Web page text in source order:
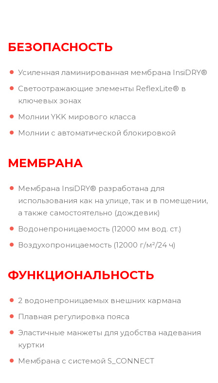
БЕЗОПАСНОСТЬ
Усиленная ламинированная мембрана InsiDRY®
Светоотражающие элементы ReflexLite® в
ключевых зонах
Молнии YKK мирового класса
Молнии с автоматической блокировкой
МЕМБРАНА
Мембрана InsiDRY® разработана для
использования как на улице, так и в помещении,
а также самостоятельно (дождевик)
Водонепроницаемость (12000 мм вод. ст.)
Воздухопроницаемость (12000 г/м²/24 ч)
ФУНКЦИОНАЛЬНОСТЬ
2 водонепроницаемых внешних кармана
Плавная регулировка пояса
Эластичные манжеты для удобства надевания
куртки
Мембрана с системой S_CONNECT